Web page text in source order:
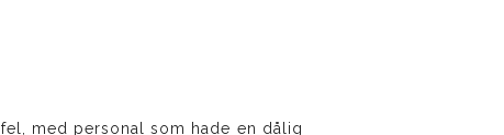
med personal som hade en dålig